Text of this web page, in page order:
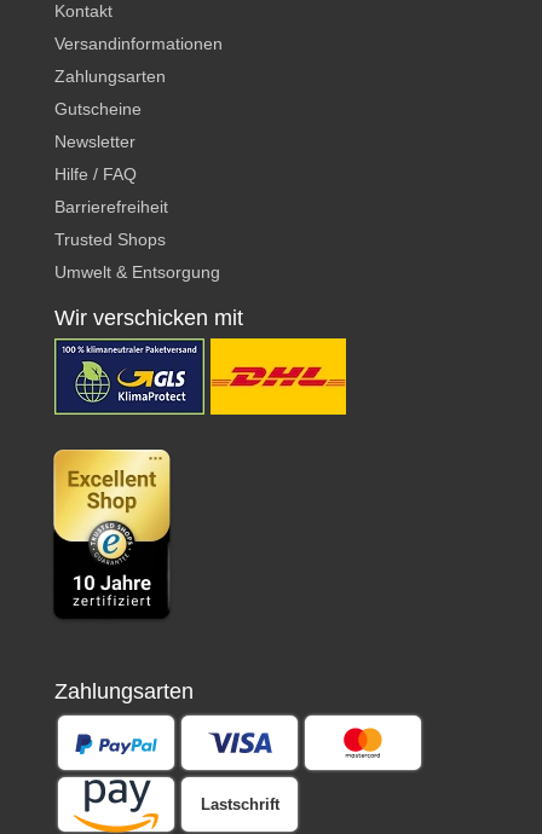
Kontakt
Versandinformationen
Zahlungsarten
Gutscheine
Newsletter
Hilfe / FAQ
Barrierefreiheit
Trusted Shops
Umwelt & Entsorgung
Wir verschicken mit
Zahlungsarten
Lastschrift